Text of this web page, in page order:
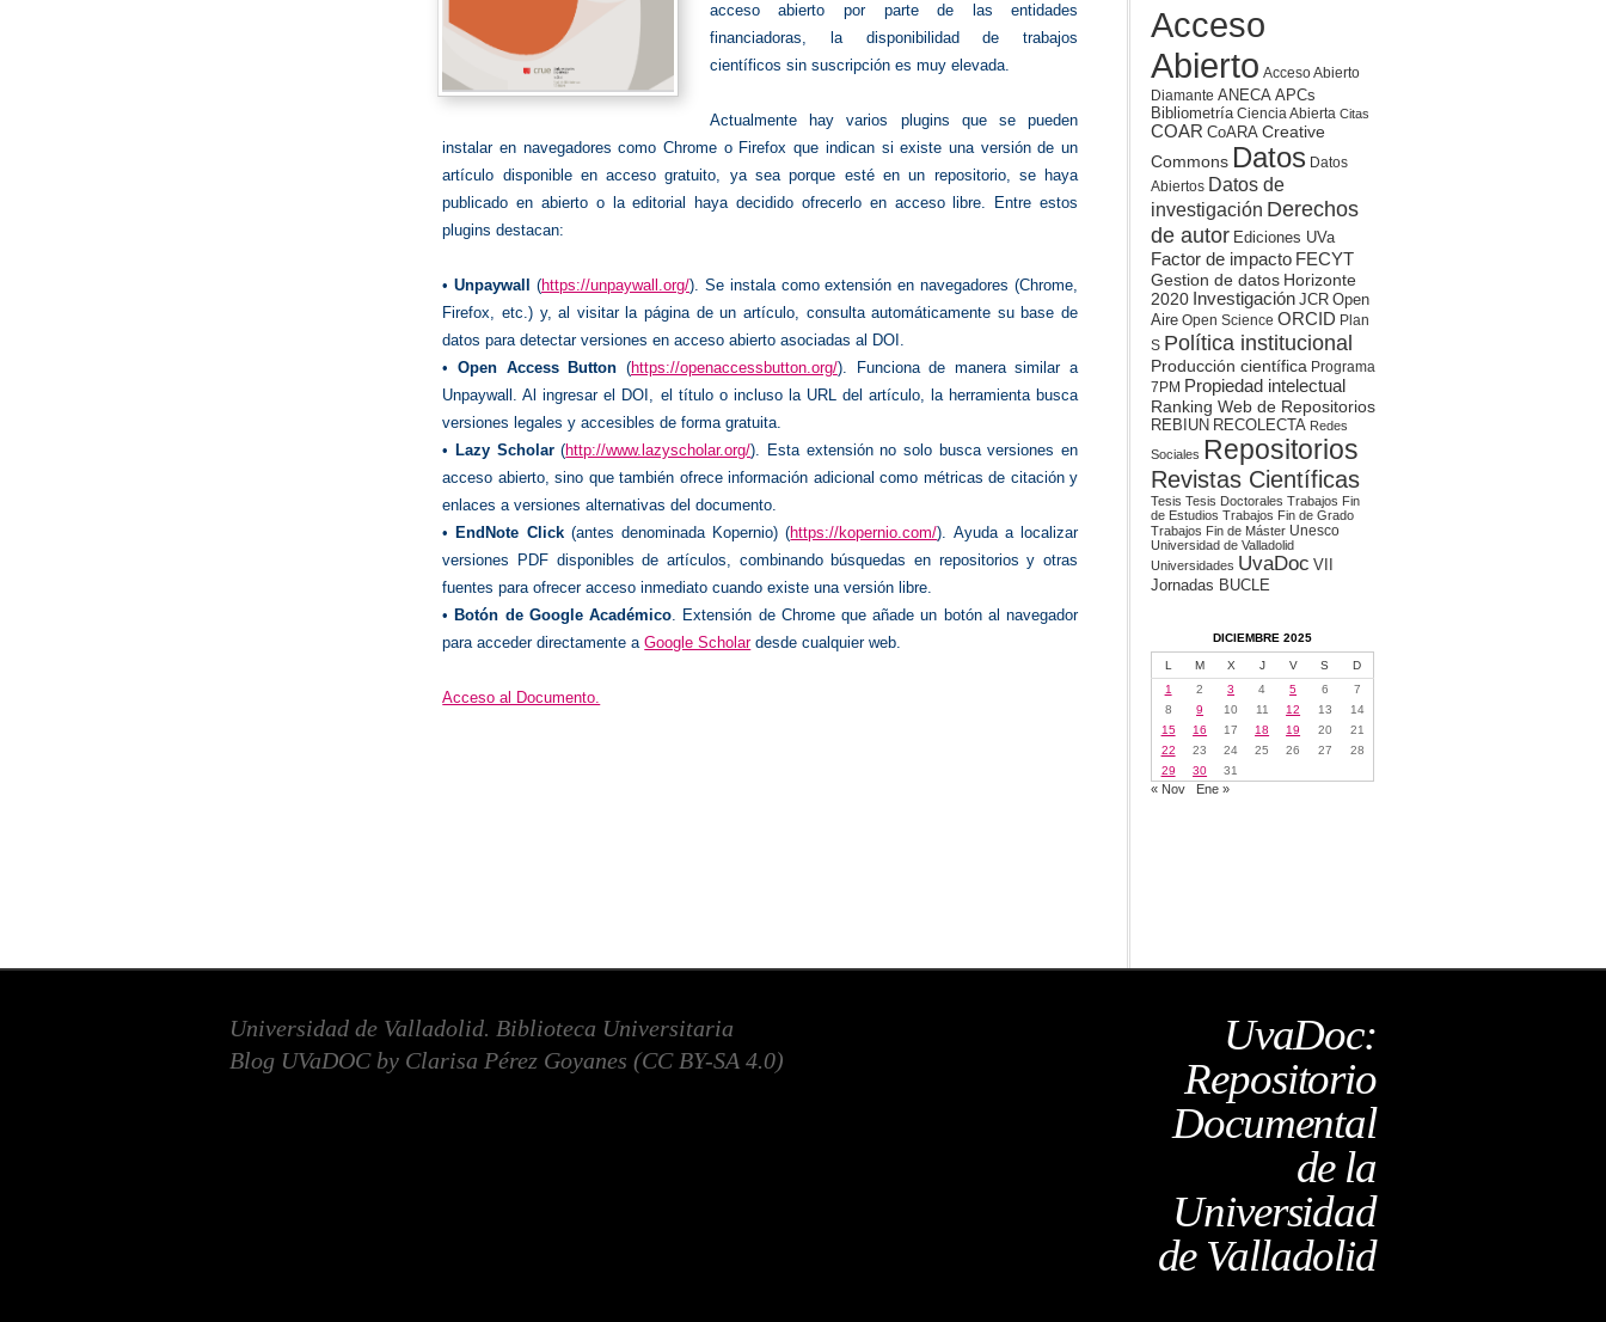
acceso abierto por parte de las entidades
financiadoras, la disponibilidad de trabajos
científicos sin suscripción es muy elevada.
Actualmente hay varios plugins que se pueden
instalar en navegadores como Chrome o Firefox que indican si existe una versión de un
artículo disponible en acceso gratuito, ya sea porque esté en un repositorio, se haya
publicado en abierto o la editorial haya decidido ofrecerlo en acceso libre. Entre estos
plugins destacan:
•Unpaywall (https://unpaywall.org/). Se instala como extensión en navegadores (Chrome,
Firefox, etc.) y, al visitar la página de un artículo, consulta automáticamente su base de
datos para detectar versiones en acceso abierto asociadas al DOI.
• Open Access Button (https://openaccessbutton.org/). Funciona de manera similar a
Unpaywall. Al ingresar el DOI, el título o incluso la URL del artículo, la herramienta busca
versiones legales y accesibles de forma gratuita.
• Lazy Scholar(http://www.lazyscholar.org/). Esta extensión no solo busca versiones en
acceso abierto, sino que también ofrece información adicional como métricas de citación y
enlaces a versiones alternativas del documento.
• EndNote Click(antes denominada Kopernio) (https://kopernio.com/). Ayuda a localizar
versiones PDF disponibles de artículos, combinando búsquedas en repositorios y otras
fuentes para ofrecer acceso inmediato cuando existe una versión libre.
• Botón de Google Académico. Extensión de Chrome que añade un botón al navegador
para acceder directamente aGoogle Scholardesde cualquier web.
Acceso al Documento.
Acceso
Abierto Acceso Abierto
Diamante ANECA APCs
Bibliometría Ciencia Abierta Citas
COAR CoARA Creative
Commons Datos Datos
Abiertos Datos de
investigación Derechos
de autor Ediciones UVa
Factor de impacto FECYT
Gestion de datos Horizonte
2020 Investigación JCR Open
Aire Open Science ORCID Plan
S Política institucional
Producción científica Programa
7PM Propiedad intelectual
Ranking Web de Repositorios
REBIUN RECOLECTA Redes
Sociales Repositorios
Revistas Científicas
Tesis Tesis Doctorales Trabajos Fin
de Estudios Trabajos Fin de Grado
Trabajos Fin de Máster Unesco
Universidad de Valladolid
Universidades UvaDoc VII
Jornadas BUCLE
DICIEMBRE 2025
L M X J V S
D
1
2 3 4 5 6
7
8
9 10 11 12 13
14
15
16 17 18 19 20
21
22
23 24 25 26 27
28
29
30 31
« Nov Ene »
UvaDoc:
Repositorio
Documental
de la
Universidad
de Valladolid
Universidad de Valladolid. Biblioteca Universitaria
Blog UVaDOC by Clarisa Pérez Goyanes (CC BY-SA 4.0)